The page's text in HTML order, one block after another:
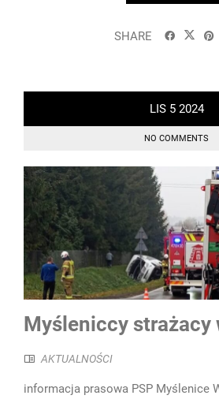
SHARE
LIS 5 2024
NO COMMENTS
Myśleniccy strażacy
AKTUALNOŚCI
informacja prasowa PSP Myślenice